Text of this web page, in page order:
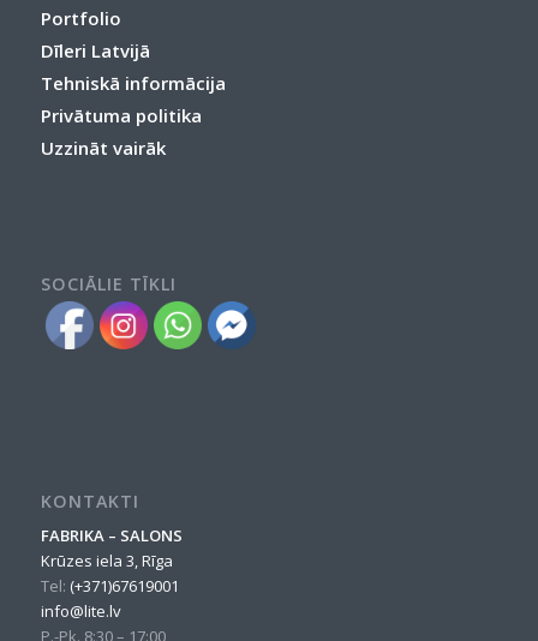
Portfolio
Dīleri Latvijā
Tehniskā informācija
Privātuma politika
Uzzināt vairāk
SOCIĀLIE TĪKLI
KONTAKTI
FABRIKA – SALONS
Krūzes iela 3, Rīga
Tel: (+371)67619001
info@lite.lv
P.-Pk. 8:30 – 17:00